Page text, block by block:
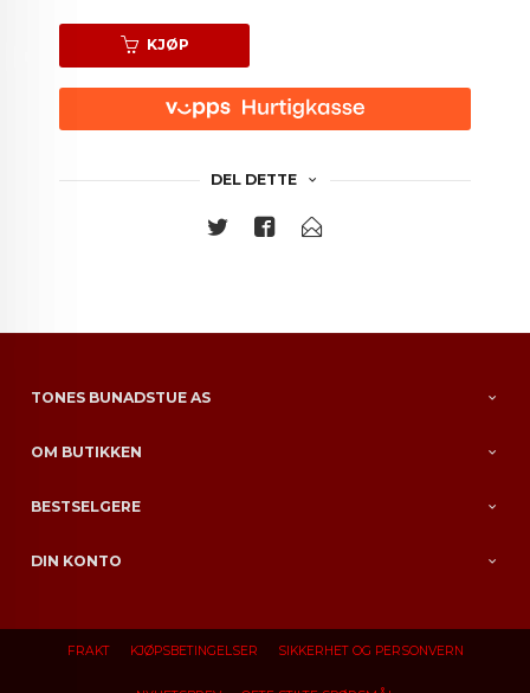
KJØP
DEL DETTE
TONES BUNADSTUE AS
OM BUTIKKEN
BESTSELGERE
DIN KONTO
FRAKT KJØPSBETINGELSER SIKKERHET OG PERSONVERN